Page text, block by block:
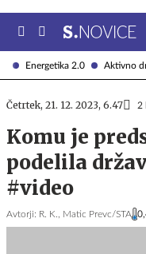
Energetika 2.0 Aktivno
Četrtek, 21. 12. 2023, 6.47 2
Komu je
podelila
#video
Avtorji: R. K., Matic Prevc/STA